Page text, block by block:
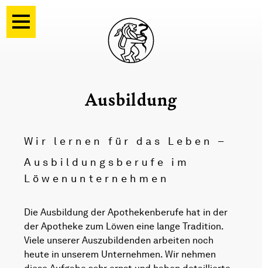
Ausbildung
Wir lernen für das Leben –
Ausbildungsberufe im
Löwenunternehmen
Die Ausbildung der Apothekenberufe hat in der
der Apotheke zum Löwen eine lange Tradition.
Viele unserer Auszubildenden arbeiten noch
heute in unserem Unternehmen. Wir nehmen